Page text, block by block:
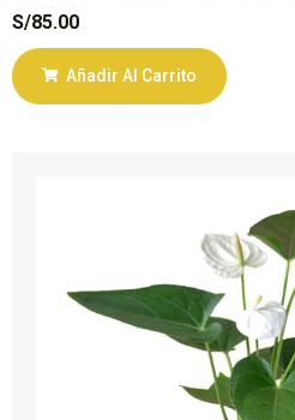
S/85.00
Añadir Al Carrito